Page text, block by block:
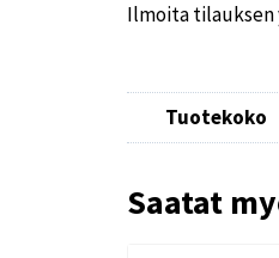
Ilmoita tilauksen
Tuotekoko
Saatat